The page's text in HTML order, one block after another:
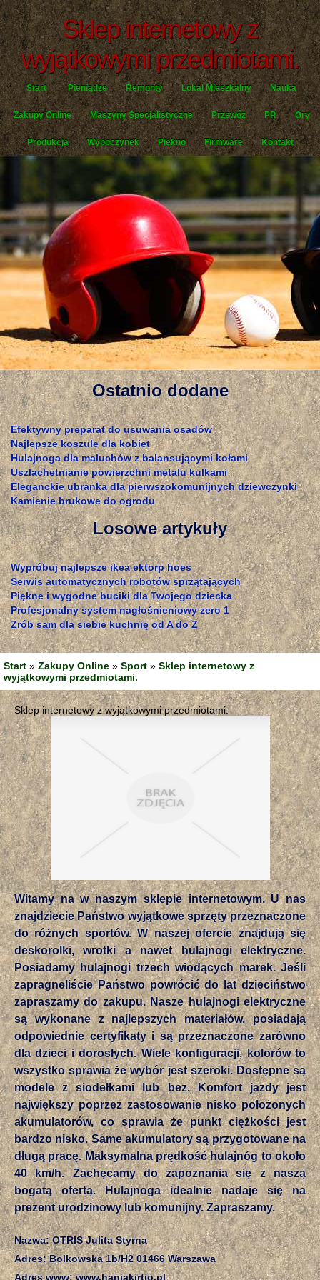
Sklep internetowy z
wyjątkowymi przedmiotami.
Start Pieniądze Remonty Lokal Mieszkalny Nauka
Zakupy Online Maszyny Specjalistyczne Przewóz PR Gry
Produkcja Wypoczynek Piękno Firmware Kontakt
Ostatnio dodane
Efektywny preparat do usuwania osadów
Najlepsze koszule dla kobiet
Hulajnoga dla maluchów z balansującymi kołami
Uszlachetnianie powierzchni metalu kulkami
Eleganckie ubranka dla pierwszokomunijnych dziewczynki
Kamienie brukowe do ogrodu
Losowe artykuły
Wypróbuj najlepsze ikea ektorp hoes
Serwis automatycznych robotów sprzątających
Piękne i wygodne buciki dla Twojego dziecka
Profesjonalny system nagłośnieniowy zero 1
Zrób sam dla siebie kuchnię od A do Z
Start » Zakupy Online » Sport » Sklep internetowy z
wyjątkowymi przedmiotami.
Sklep internetowy z wyjątkowymi przedmiotami.
Witamy na w naszym sklepie internetowym. U nas
znajdziecie Państwo wyjątkowe sprzęty przeznaczone
do różnych sportów. W naszej ofercie znajdują się
deskorolki, wrotki a nawet hulajnogi elektryczne.
Posiadamy hulajnogi trzech wiodących marek. Jeśli
zapragneliście Państwo powrócić do lat dzieciństwo
zapraszamy do zakupu. Nasze hulajnogi elektryczne
są wykonane z najlepszych materiałów, posiadają
odpowiednie certyfikaty i są przeznaczone zarówno
dla dzieci i dorosłych. Wiele konfiguracji, kolorów to
wszystko sprawia że wybór jest szeroki. Dostępne są
modele z siodełkami lub bez. Komfort jazdy jest
największy poprzez zastosowanie nisko położonych
akumulatorów, co sprawia że punkt ciężkości jest
bardzo nisko. Same akumulatory są przygotowane na
długą pracę. Maksymalna prędkość hulajnóg to około
40 km/h. Zachęcamy do zapoznania się z naszą
bogatą ofertą. Hulajnoga idealnie nadaje się na
prezent urodzinowy lub komunijny. Zapraszamy.
Nazwa: OTRIS Julita Styrna
Adres: Bolkowska 1b/H2 01466 Warszawa
Adres www: www.haniakirtio.pl